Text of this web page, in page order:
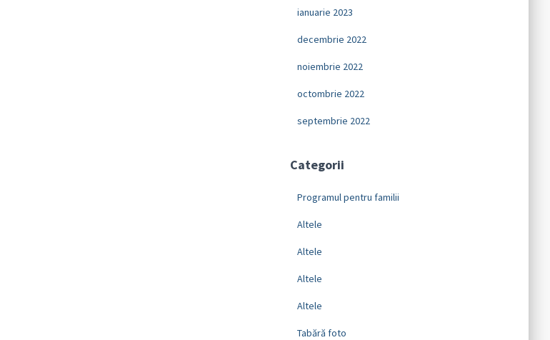
ianuarie 2023
decembrie 2022
noiembrie 2022
octombrie 2022
septembrie 2022
Categorii
Programul pentru familii
Altele
Altele
Altele
Altele
Tabără foto